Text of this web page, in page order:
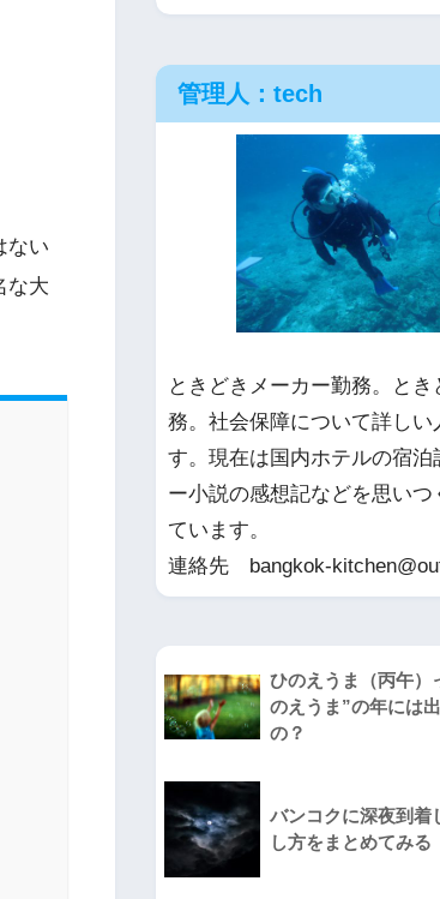
ない
な大
管理人：tech
ときどきメーカー勤務。とき
務。社会保障について詳しい
す。現在は国内ホテルの宿泊
ー小説の感想記などを思いつ
ています。
連絡先 bangkok-
ひのえうま（丙午）
のえうま”の年には
の？
バンコクに深夜到着
し方をまとめてみる